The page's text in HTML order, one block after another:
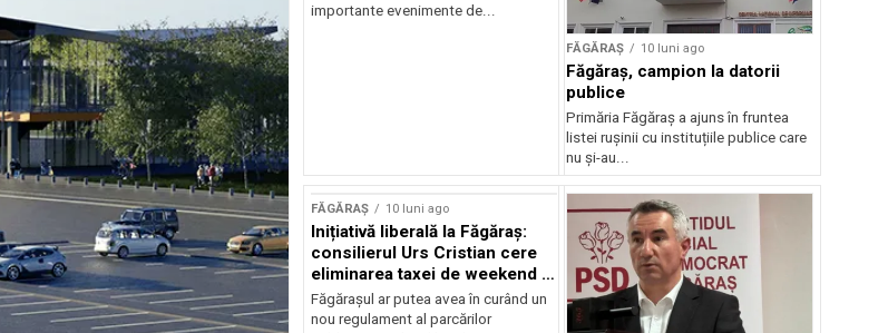
importante evenimente de...
FĂGĂRAȘ 10 luni ago
Făgăraș, campion la datorii
publice
Primăria Făgăraș a ajuns în fruntea
listei rușinii cu instituțiile publice care
nu și-au...
FĂGĂRAȘ 10 luni ago
Inițiativă liberală la Făgăraș:
consilierul Urs Cristian cere
eliminarea taxei de weekend și
plata cash a parcării
Făgărașul ar putea avea în curând un
nou regulament al parcărilor